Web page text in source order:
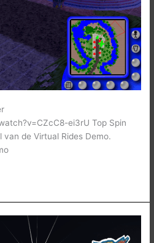
ei3rU Top Spin
van de Virtual Rides Demo.